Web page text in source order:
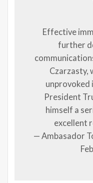
Effective
further
Czarzasty,
unprovoked
President
himself a
excellent
— Ambasador